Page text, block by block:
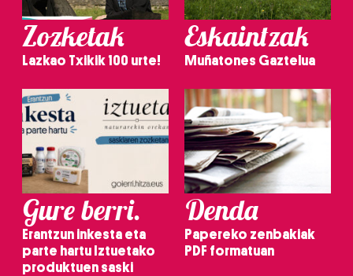
Zozketak
Lazkao Txikik 100 urte!
Eskaintzak
Muñatones Gaztelua
Gure berri.
Erantzun inkesta eta
parte hartu Iztuetako
produktuen saski
Denda
Papereko zenbakiak
PDF formatuan